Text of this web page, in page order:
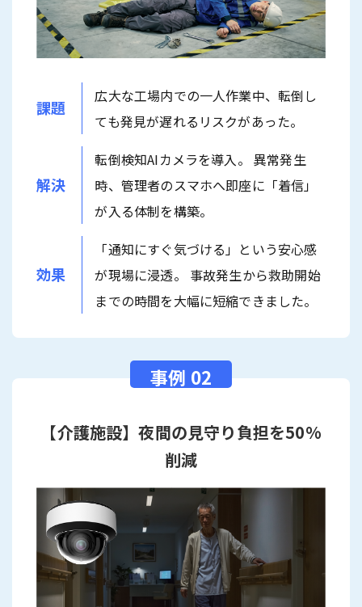
課題
広大な工場内での一人作業中、転倒し
ても発見が遅れるリスクがあった。
解決
転倒検知AIカメラを導入。 異常発生
時、管理者のスマホへ即座に「着信」
が入る体制を構築。
効果
「通知にすぐ気づける」という安心感
が現場に浸透。 事故発生から救助開始
までの時間を大幅に短縮できました。
【介護施設】夜間の見守り負担を50%
削減